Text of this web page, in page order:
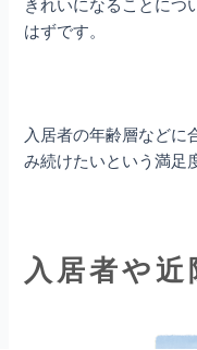
はずです。
入居者の年齢層などに
み続けたいという満足
入居者や